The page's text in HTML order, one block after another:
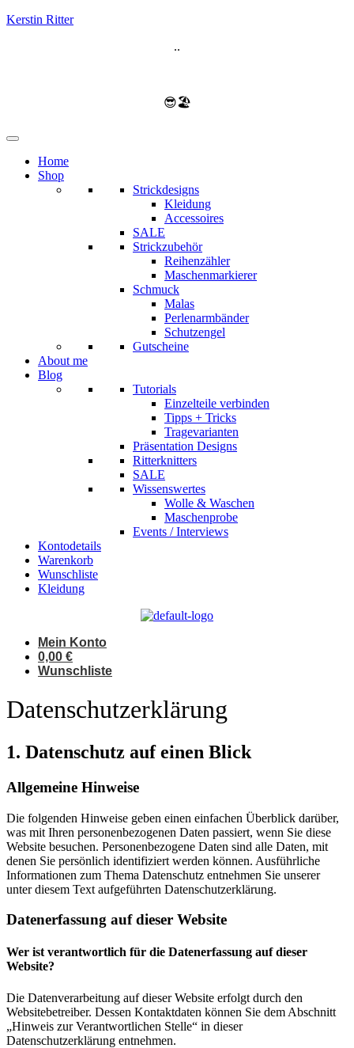
Kerstin Ritter
..
😎🏖️
Home
Shop
Strickdesigns
Kleidung
Accessoires
SALE
Strickzubehör
Reihenzähler
Maschenmarkierer
Schmuck
Malas
Perlenarmbänder
Schutzengel
Gutscheine
About me
Blog
Tutorials
Einzelteile verbinden
Tipps + Tricks
Tragevarianten
Präsentation Designs
Ritterknitters
SALE
Wissenswertes
Wolle & Waschen
Maschenprobe
Events / Interviews
Kontodetails
Warenkorb
Wunschliste
Kleidung
Mein Konto
0,00 €
Wunschliste
Datenschutzerklärung
1. Datenschutz auf einen Blick
Allgemeine Hinweise
Die folgenden Hinweise geben einen einfachen Überblick darüber,
was mit Ihren personenbezogenen Daten passiert, wenn Sie diese
Website besuchen. Personenbezogene Daten sind alle Daten, mit
denen Sie persönlich identifiziert werden können. Ausführliche
Informationen zum Thema Datenschutz entnehmen Sie unserer
unter diesem Text aufgeführten Datenschutzerklärung.
Datenerfassung auf dieser Website
Wer ist verantwortlich für die Datenerfassung auf dieser
Website?
Die Datenverarbeitung auf dieser Website erfolgt durch den
Websitebetreiber. Dessen Kontaktdaten können Sie dem Abschnitt
„Hinweis zur Verantwortlichen Stelle“ in dieser
Datenschutzerklärung entnehmen.